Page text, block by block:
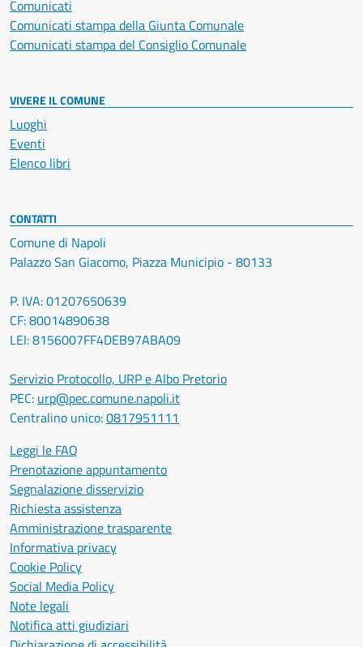
Comunicati
Comunicati stampa della Giunta Comunale
Comunicati stampa del Consiglio Comunale
VIVERE IL COMUNE
Luoghi
Eventi
Elenco libri
CONTATTI
Comune di Napoli
Palazzo San Giacomo, Piazza Municipio - 80133
P. IVA: 01207650639
CF: 80014890638
LEI: 8156007FF4DEB97ABA09
Servizio Protocollo, URP e Albo Pretorio
PEC: urp@pec.comune.napoli.it
Centralino unico:0817951111
Leggi le FAQ
Prenotazione appuntamento
Segnalazione disservizio
Richiesta assistenza
Amministrazione trasparente
Informativa privacy
Cookie Policy
Social Media Policy
Note legali
Notifica atti giudiziari